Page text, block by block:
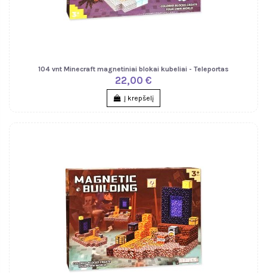
104 vnt Minecraft magnetiniai blokai kubeliai - Teleportas
22,00 €
Į krepšelį